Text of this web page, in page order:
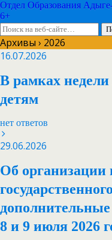
Отдел Образования
6+
Архивы › 2026
16.07.2026
В рамках
детям
нет ответов
29.06.2026
Об организации
дополнительные
8 и 9 июля 2026